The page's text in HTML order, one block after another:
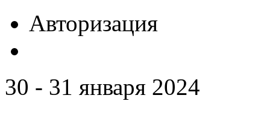
Авторизация
30 - 31 января 2024